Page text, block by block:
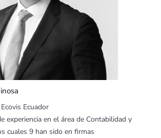
Ecuador
experiencia en el área de Contabilidad y
cuales 9 han sido en firmas